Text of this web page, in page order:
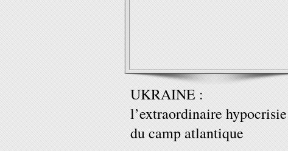
UKRAINE :
l’extraordinaire hypocrisie
du camp atlantique